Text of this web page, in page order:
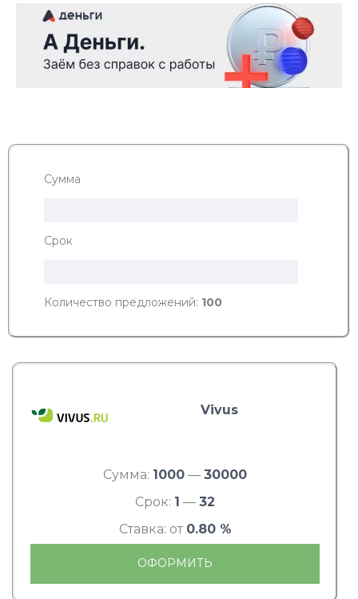
Сумма
Срок
Количество предложений: 100
Vivus
Сумма: 1000 — 30000
Срок: 1 — 32
Ставка: от 0.80 %
ОФОРМИТЬ